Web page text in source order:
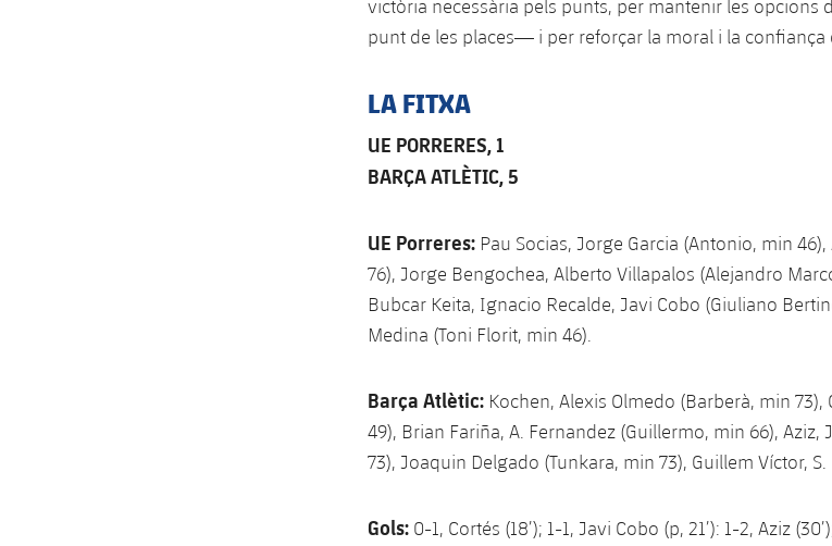
victòria necessària pels punts, per mantenir les
punt de les places— i per reforçar la moral i la confiança
LA FITXA
UE PORRERES, 1
BARÇA ATLÈTIC, 5
UE Porreres: Pau Socias, Jorge Garcia (Antonio, min
76), Jorge Bengochea, Alberto Villapalos (Alejandro
Bubcar Keita, Ignacio Recalde, Javi Cobo (Giuliano
Medina (Toni Florit, min 46).
Barça Atlètic: Kochen, Alexis Olmedo (Barberà, min 73),
49), Brian Fariña, A. Fernandez (Guillermo, min 66),
73), Joaquin Delgado (Tunkara, min 73), Guillem Víctor,
Gols: 0-1, Cortés (18’); 1-1, Javi Cobo (p, 21’): 1-2, Aziz